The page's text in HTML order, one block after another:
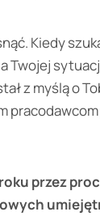
Kiedy
Twojej
z myślą o
przez